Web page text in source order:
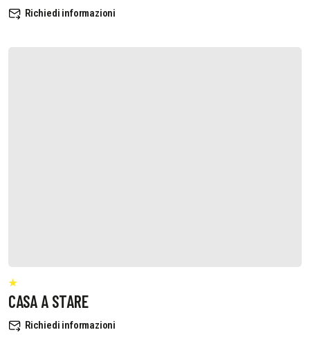
Richiedi informazioni
CASA A STARE
Richiedi informazioni